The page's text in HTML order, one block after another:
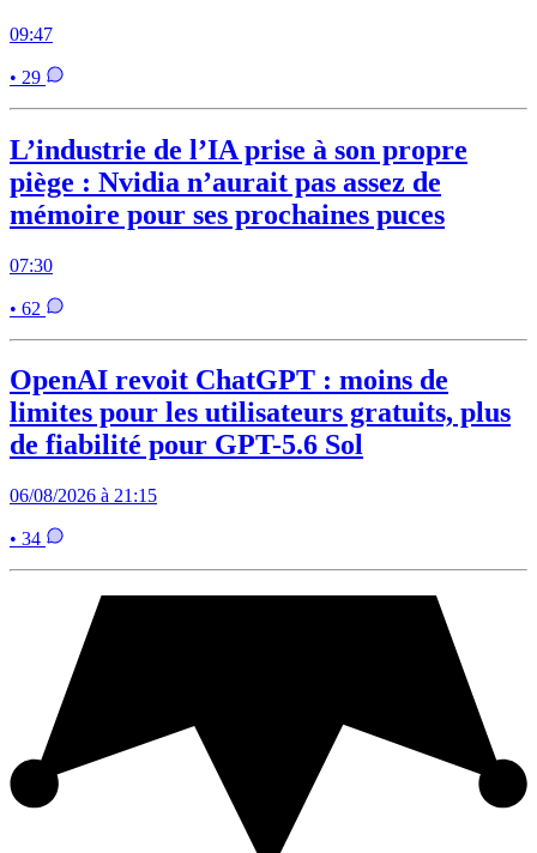
09:47
• 29
L’industrie de l’IA prise à son propre
piège : Nvidia n’aurait pas assez de
mémoire pour ses prochaines puces
07:30
• 62
OpenAI revoit ChatGPT : moins de
limites pour les utilisateurs gratuits, plus
de fiabilité pour GPT-5.6 Sol
06/08/2026 à 21:15
• 34